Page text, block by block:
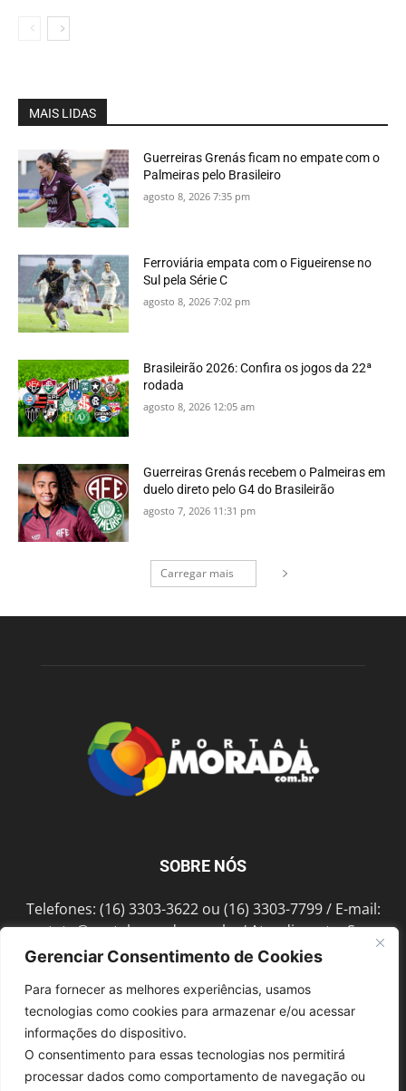
Gerenciar Consentimento de Cookies
Para fornecer as melhores experiências, usamos
tecnologias como cookies para armazenar e/ou acessar
informações do dispositivo.
O consentimento para essas tecnologias nos permitirá
processar dados como comportamento de navegação ou
MAIS LIDAS
Guerreiras Grenás ficam no empate com o
Palmeiras pelo Brasileiro
agosto 8, 2026 7:35 pm
Ferroviária empata com o Figueirense no
Sul pela Série C
agosto 8, 2026 7:02 pm
Brasileirão 2026: Confira os jogos da 22ª
rodada
agosto 8, 2026 12:05 am
Guerreiras Grenás recebem o Palmeiras em
duelo direto pelo G4 do Brasileirão
agosto 7, 2026 11:31 pm
Carregar mais
SOBRE NÓS
Telefones: (16) 3303-3622 ou (16) 3303-7799 / E-mail:
contato@portalmorada.com.br/ Atendimento: Seg a
Sex das 8h às 18h / Endereço: Av. Bento de Abreu, 889
SIGA-NOS